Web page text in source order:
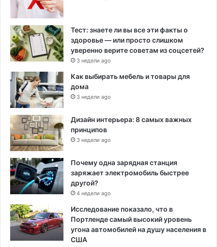
Тест: знаете ли вы все эти факты о
здоровье — или просто слишком
уверенно верите советам из соцсетей?
3 недели ago
Как выбирать мебель и товары для
дома
3 недели ago
Дизайн интерьера: 8 самых важных
принципов
3 недели ago
Почему одна зарядная станция
заряжает электромобиль быстрее
другой?
4 недели ago
Исследование показало, что в
Портленде самый высокий уровень
угона автомобилей на душу населения в
США